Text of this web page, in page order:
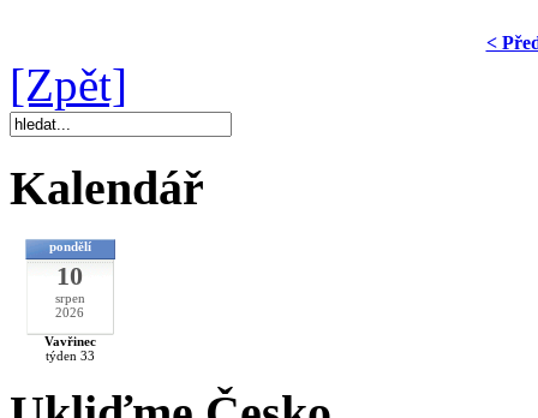
<
[Zpět]
Kalendář
pondělí
10
srpen
2026
Vavřinec
týden 33